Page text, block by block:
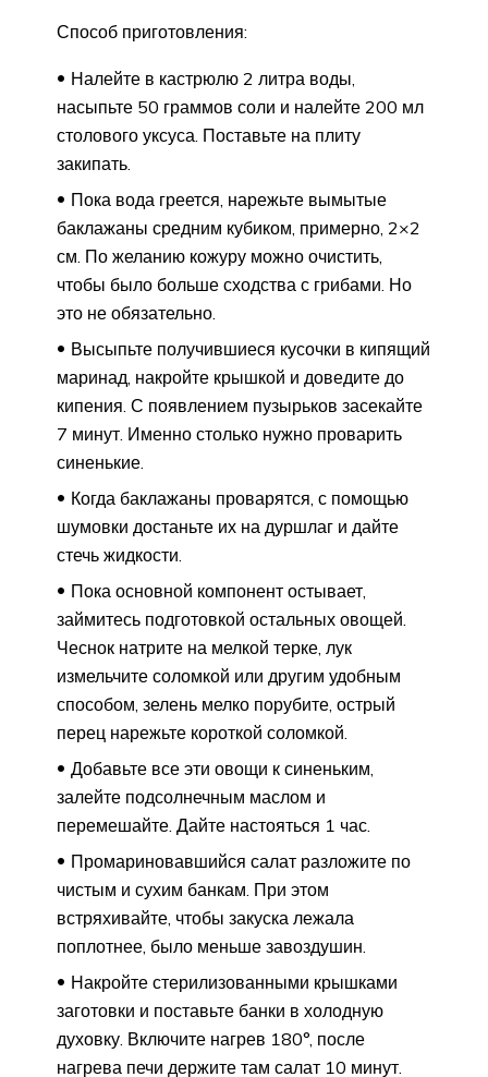
Способ приготовления:
Налейте в кастрюлю 2 литра воды,
насыпьте 50 граммов соли и налейте 200 мл
столового уксуса. Поставьте на плиту
закипать.
Пока вода греется, нарежьте вымытые
баклажаны средним кубиком, примерно, 2×2
см. По желанию кожуру можно очистить,
чтобы было больше сходства с грибами. Но
это не обязательно.
Высыпьте получившиеся кусочки в кипящий
маринад, накройте крышкой и доведите до
кипения. С появлением пузырьков засекайте
7 минут. Именно столько нужно проварить
синенькие.
Когда баклажаны проварятся, с помощью
шумовки достаньте их на дуршлаг и дайте
стечь жидкости.
Пока основной компонент остывает,
займитесь подготовкой остальных овощей.
Чеснок натрите на мелкой терке, лук
измельчите соломкой или другим удобным
способом, зелень мелко порубите, острый
перец нарежьте короткой соломкой.
Добавьте все эти овощи к синеньким,
залейте подсолнечным маслом и
перемешайте. Дайте настояться 1 час.
Промариновавшийся салат разложите по
чистым и сухим банкам. При этом
встряхивайте, чтобы закуска лежала
поплотнее, было меньше завоздушин.
Накройте стерилизованными крышками
заготовки и поставьте банки в холодную
духовку. Включите нагрев 180°, после
нагрева печи держите там салат 10 минут.